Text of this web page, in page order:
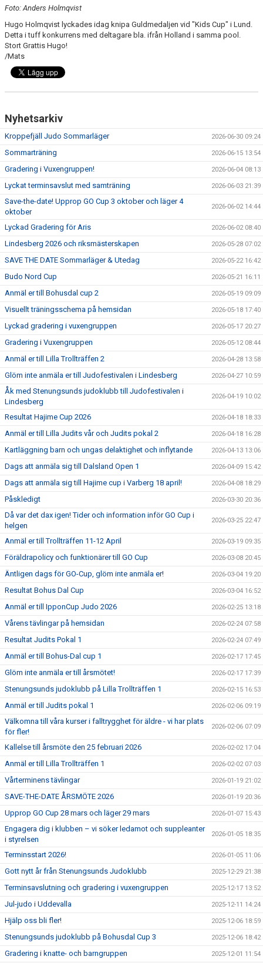
Foto: Anders Holmqvist
Hugo Holmqvist lyckades idag knipa Guldmedaljen vid "Kids Cup" i Lund.
Detta i tuff konkurrens med deltagare bla. ifrån Holland i samma pool.
Stort Grattis Hugo!
/Mats
Nyhetsarkiv
Kroppefjäll Judo Sommarläger 2026-06-30 09:24
Sommarträning 2026-06-15 13:54
Gradering i Vuxengruppen! 2026-06-04 08:13
Lyckat terminsavslut med samträning 2026-06-03 21:39
Save-the-date! Upprop GO Cup 3 oktober och läger 4
oktober
2026-06-02 14:44
Lyckad Gradering för Aris 2026-06-02 08:40
Lindesberg 2026 och riksmästerskapen 2026-05-28 07:02
SAVE THE DATE Sommarläger & Utedag 2026-05-22 16:42
Budo Nord Cup 2026-05-21 16:11
Anmäl er till Bohusdal cup 2 2026-05-19 09:09
Visuellt träningsschema på hemsidan 2026-05-18 17:40
Lyckad gradering i vuxengruppen 2026-05-17 20:27
Gradering i Vuxengruppen 2026-05-12 08:44
Anmäl er till Lilla Trollträffen 2 2026-04-28 13:58
Glöm inte anmäla er till Judofestivalen i Lindesberg 2026-04-27 10:59
Åk med Stenungsunds judoklubb till Judofestivalen i
Lindesberg
2026-04-19 10:02
Resultat Hajime Cup 2026 2026-04-18 18:33
Anmäl er till Lilla Judits vår och Judits pokal 2 2026-04-18 16:28
Kartläggning barn och ungas delaktighet och inflytande 2026-04-13 13:06
Dags att anmäla sig till Dalsland Open 1 2026-04-09 15:42
Dags att anmäla sig till Hajime cup i Varberg 18 april! 2026-04-08 18:29
Påskledigt 2026-03-30 20:36
Då var det dax igen! Tider och information inför GO Cup i
helgen
2026-03-25 22:47
Anmäl er till Trollträffen 11-12 April 2026-03-19 09:35
Föräldrapolicy och funktionärer till GO Cup 2026-03-08 20:45
Äntligen dags för GO-Cup, glöm inte anmäla er! 2026-03-04 19:20
Resultat Bohus Dal Cup 2026-03-04 16:52
Anmäl er till IpponCup Judo 2026 2026-02-25 13:18
Vårens tävlingar på hemsidan 2026-02-24 07:58
Resultat Judits Pokal 1 2026-02-24 07:49
Anmäl er till Bohus-Dal cup 1 2026-02-17 17:45
Glöm inte anmäla er till årsmötet! 2026-02-17 17:39
Stenungsunds judoklubb på Lilla Trollträffen 1 2026-02-15 16:53
Anmäl er till Judits pokal 1 2026-02-06 09:19
Välkomna till våra kurser i falltrygghet för äldre - vi har plats
för fler!
2026-02-06 07:09
Kallelse till årsmöte den 25 februari 2026 2026-02-02 17:04
Anmäl er till Lilla Trollträffen 1 2026-02-02 07:03
Vårterminens tävlingar 2026-01-19 21:02
SAVE-THE-DATE ÅRSMÖTE 2026 2026-01-19 20:36
Upprop GO Cup 28 mars och läger 29 mars 2026-01-07 15:43
Engagera dig i klubben – vi söker ledamot och suppleanter
i styrelsen
2026-01-05 18:35
Terminsstart 2026! 2026-01-05 11:06
Gott nytt år från Stenungsunds Judoklubb 2025-12-29 21:38
Terminsavslutning och gradering i vuxengruppen 2025-12-17 13:52
Jul-judo i Uddevalla 2025-12-11 14:24
Hjälp oss bli fler! 2025-12-06 18:59
Stenungsunds judoklubb på Bohusdal Cup 3 2025-12-06 18:42
Gradering i knatte- och barngruppen 2025-12-01 11:54